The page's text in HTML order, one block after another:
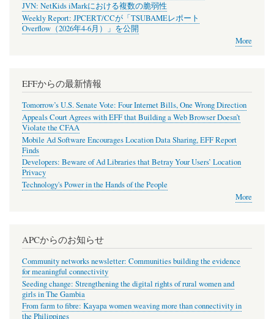
JVN: NetKids iMarkにおける複数の脆弱性
Weekly Report: JPCERT/CCが「TSUBAMEレポート
Overflow（2026年4-6月）」を公開
More
EFFからの最新情報
Tomorrow’s U.S. Senate Vote: Four Internet Bills, One Wrong Direction
Appeals Court Agrees with EFF that Building a Web Browser Doesn’t
Violate the CFAA
Mobile Ad Software Encourages Location Data Sharing, EFF Report
Finds
Developers: Beware of Ad Libraries that Betray Your Users’ Location
Privacy
Technology's Power in the Hands of the People
More
APCからのお知らせ
Community networks newsletter: Communities building the evidence
for meaningful connectivity
Seeding change: Strengthening the digital rights of rural women and
girls in The Gambia
From farm to fibre: Kayapa women weaving more than connectivity in
the Philippines